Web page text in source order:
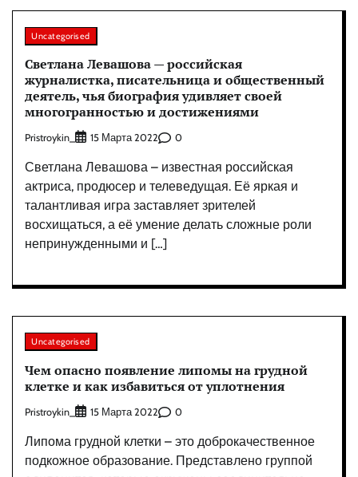
Uncategorised
Светлана Левашова — российская
журналистка, писательница и общественный
деятель, чья биография удивляет своей
многогранностью и достижениями
Pristroykin_ 15 Марта 2022 0
Светлана Левашова – известная российская
актриса, продюсер и телеведущая. Её яркая и
талантливая игра заставляет зрителей
восхищаться, а её умение делать сложные роли
непринужденными и […]
Uncategorised
Чем опасно появление липомы на грудной
клетке и как избавиться от уплотнения
Pristroykin_ 15 Марта 2022 0
Липома грудной клетки – это доброкачественное
подкожное образование. Представлено группой